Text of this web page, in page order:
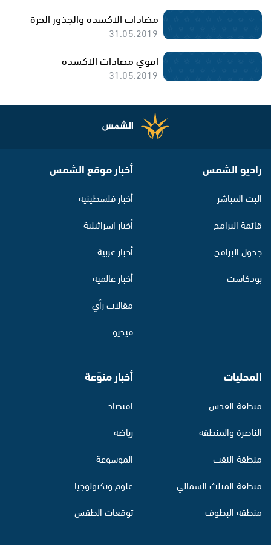
مضادات الاكسده والجذور الحرة
31.05.2019
اقوي مضادات الاكسده
31.05.2019
راديو الشمس
البث المباشر
قائمة البرامج
جدول البرامج
بودكاست
أخبار موقع الشمس
أخبار فلسطينية
أخبار اسرائيلية
أخبار عربية
أخبار عالمية
مقالات رأي
فيديو
المحليات
منطقة القدس
الناصرة والمنطقة
منطقة النقب
منطقة المثلث الشمالي
منطقة البطوف
أخبار منوّعة
اقتصاد
رياضة
الموسوعة
علوم وتكنولوجيا
توقعات الطقس